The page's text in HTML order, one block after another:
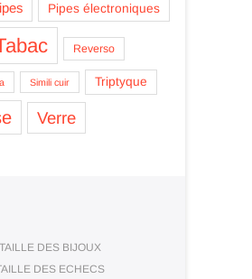
Pipes électroniques
Reverso
Simili cuir Triptyque
Verre
TAILLE DES BIJOUX
DES ECHECS